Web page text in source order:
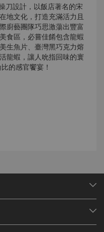
刀設計，以飯店著名的宋
地文化，打造充滿活力且
廚藝團隊巧思激蕩出豐富
食區，必嘗佳餚包含龍蝦
生魚片、臺灣黑巧克力熔
龍蝦，讓人吮指回味的寰
的感官饗宴！
餐費百分之二十作為訂
，逾期則不退還。